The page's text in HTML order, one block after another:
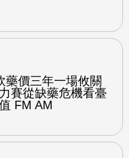
藥價三年一場攸關
賽從缺藥危機看臺
FM AM